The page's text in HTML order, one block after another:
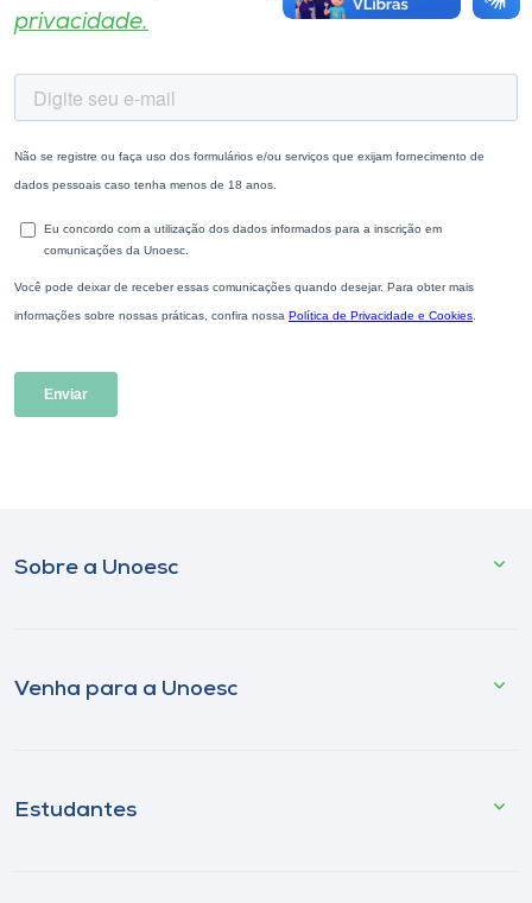
privacidade.
Sobre a Unoesc
Venha para a Unoesc
Estudantes